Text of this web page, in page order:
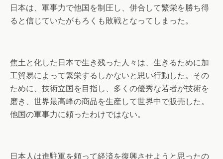
日本は、軍事力で他国を制圧し、併合して繁栄を勝ち得
ると信じていたがもろくも敗戦となってしまった。
焦土と化した日本で生き残った人々は、生きるために加
工貿易によって繁栄するしかないと思い行動した。その
ために、技術立国を目指し、多くの優秀な若者が技術を
磨き、世界最高峰の商品を生産して世界中で販売した。
他国の軍事力に頼ったわけではない。
日本人は進駐軍を頼って経済を復興させようと思ったの